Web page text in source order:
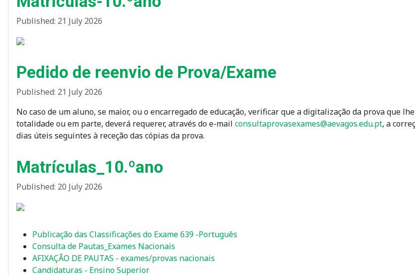
Published: 21 July 2026
Pedido de reenvio de Prova/Exame
Published: 21 July 2026
No caso de um aluno, se maior, ou o encarregado de educação, verificar que a digitalização da prova que
totalidade ou em parte, deverá requerer, através do e-mail consultaprovasexames@aevagos.edu.pt, a
dias úteis seguintes à receção das cópias da prova.
Matrículas_10.ºano
Published: 20 July 2026
Publicação das Classificações do Exame 639 -Português
Consulta de Pautas_Exames Nacionais
AFIXAÇÃO DE PAUTAS - exames/provas nacionais
Candidaturas - Ensino Superior